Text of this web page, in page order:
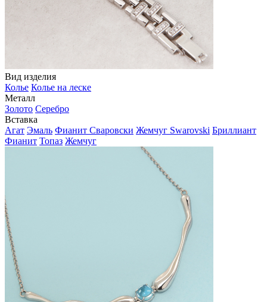
Вид изделия
Колье Колье на леске
Металл
Золото Серебро
Вставка
Агат Эмаль Фианит Сваровски Жемчуг Swarovski Бриллиант
Фианит Топаз Жемчуг